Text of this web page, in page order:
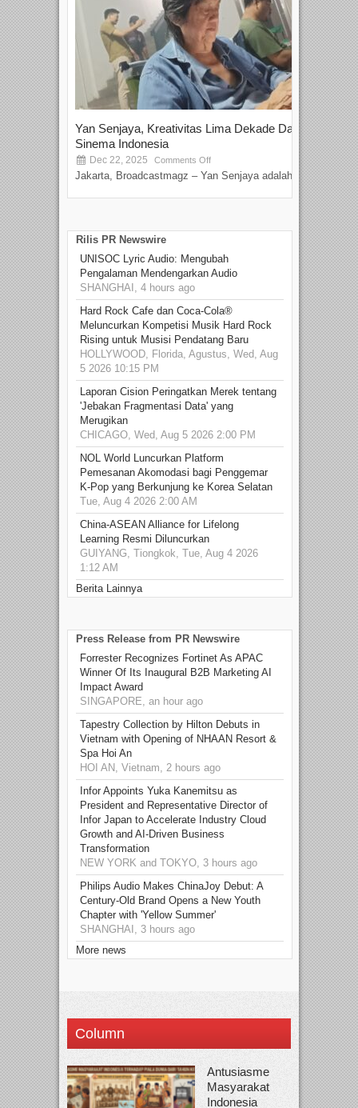
Yan Senjaya, Kreativitas Lima Dekade Dalam
Sinema Indonesia
Dec 22, 2025 Comments Off
Jakarta, Broadcastmagz – Yan Senjaya adalah...
Rilis PR Newswire
UNISOC Lyric Audio: Mengubah
Pengalaman Mendengarkan Audio
SHANGHAI, 4 hours ago
Hard Rock Cafe dan Coca-Cola®
Meluncurkan Kompetisi Musik Hard Rock
Rising untuk Musisi Pendatang Baru
HOLLYWOOD, Florida, Agustus, Wed, Aug
5 2026 10:15 PM
Laporan Cision Peringatkan Merek tentang
'Jebakan Fragmentasi Data' yang
Merugikan
CHICAGO, Wed, Aug 5 2026 2:00 PM
NOL World Luncurkan Platform
Pemesanan Akomodasi bagi Penggemar
K-Pop yang Berkunjung ke Korea Selatan
Tue, Aug 4 2026 2:00 AM
China-ASEAN Alliance for Lifelong
Learning Resmi Diluncurkan
GUIYANG, Tiongkok, Tue, Aug 4 2026
1:12 AM
Berita Lainnya
Press Release from PR Newswire
Forrester Recognizes Fortinet As APAC
Winner Of Its Inaugural B2B Marketing AI
Impact Award
SINGAPORE, an hour ago
Tapestry Collection by Hilton Debuts in
Vietnam with Opening of NHAAN Resort &
Spa Hoi An
HOI AN, Vietnam, 2 hours ago
Infor Appoints Yuka Kanemitsu as
President and Representative Director of
Infor Japan to Accelerate Industry Cloud
Growth and AI-Driven Business
Transformation
NEW YORK and TOKYO, 3 hours ago
Philips Audio Makes ChinaJoy Debut: A
Century-Old Brand Opens a New Youth
Chapter with 'Yellow Summer'
SHANGHAI, 3 hours ago
More news
Column
Antusiasme
Masyarakat
Indonesia